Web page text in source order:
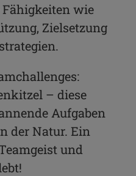
wie
Zielsetzung
– diese
Aufgaben
der Natur. Ein
und